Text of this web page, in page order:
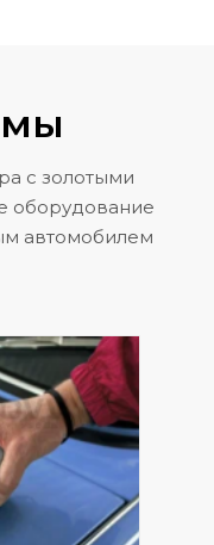
с золотыми
оборудование
автомобилем